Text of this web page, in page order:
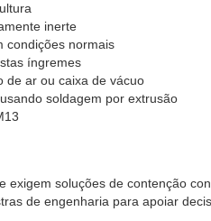
inerte
condições normais
íngremes
de ar ou caixa de vácuo
soldagem por extrusão
soluções de contenção
de engenharia para apoiar